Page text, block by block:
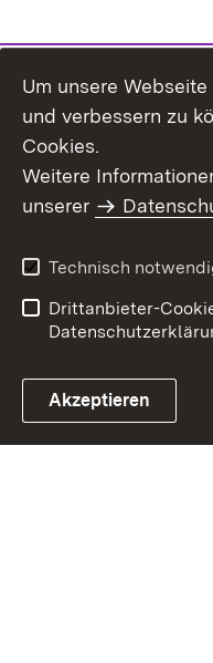
Um unsere
und verbessern zu
Cookies.
Weitere
unserer
Technisch
Drittanbieter-
Akzeptieren